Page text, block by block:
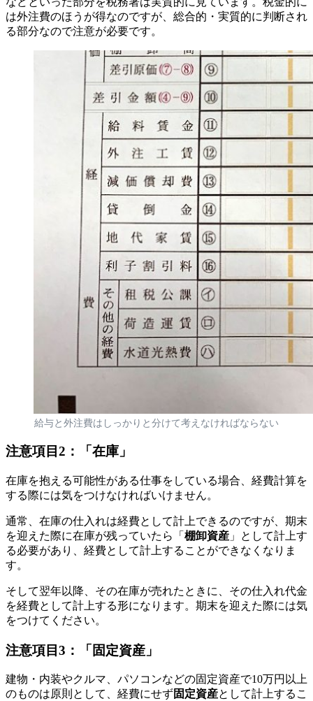
は外注費のほうが得なのですが、総合的・実質的に判断され
る部分なので注意が必要です。
給与と外注費はしっかりと分けて考えなければならない
注意項目2：「在庫」
在庫を抱える可能性がある仕事をしている場合、経費計算を
する際には気をつけなければいけません。
通常、在庫の仕入れは経費として計上できるのですが、期末
を迎えた際に在庫が残っていたら「 棚卸資産 」として計上す
る必要があり、経費として計上することができなくなりま
す。
そして翌年以降、その在庫が売れたときに、その仕入れ代金
を経費として計上する形になります。期末を迎えた際には気
をつけてください。
注意項目3：「固定資産」
建物・内装やクルマ、パソコンなどの固定資産で10万円以上
のものは原則として、経費にせず固定資産として計上するこ